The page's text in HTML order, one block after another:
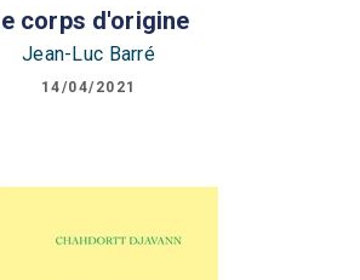
corps d'origine
Jean-Luc Barré
14/04/2021